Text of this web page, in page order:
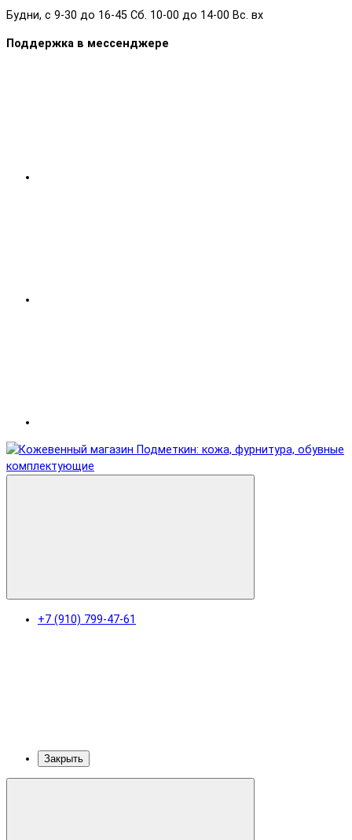
Будни, с 9-30 до 16-45 Сб. 10-00 до 14-00 Вс. вх
Поддержка в мессенджере
+7 (910) 799-47-61
Закрыть